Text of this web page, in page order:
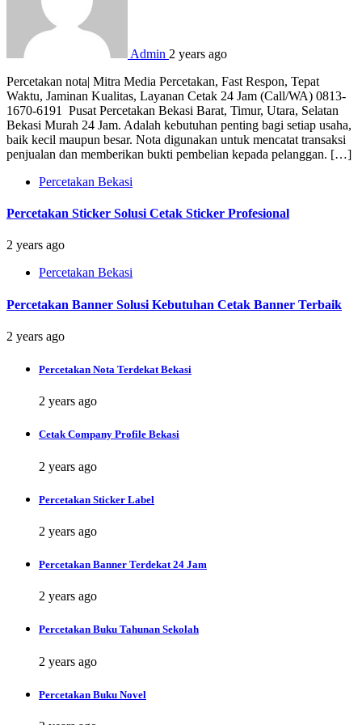
Admin 2 years ago
Percetakan nota| Mitra Media Percetakan, Fast Respon, Tepat
Waktu, Jaminan Kualitas, Layanan Cetak 24 Jam (Call/WA) 0813-
1670-6191 Pusat Percetakan Bekasi Barat, Timur, Utara, Selatan
Bekasi Murah 24 Jam. Adalah kebutuhan penting bagi setiap usaha,
baik kecil maupun besar. Nota digunakan untuk mencatat transaksi
penjualan dan memberikan bukti pembelian kepada pelanggan. […]
Percetakan Bekasi
Percetakan Sticker Solusi Cetak Sticker Profesional
2 years ago
Percetakan Bekasi
Percetakan Banner Solusi Kebutuhan Cetak Banner Terbaik
2 years ago
Percetakan Nota Terdekat Bekasi
2 years ago
Cetak Company Profile Bekasi
2 years ago
Percetakan Sticker Label
2 years ago
Percetakan Banner Terdekat 24 Jam
2 years ago
Percetakan Buku Tahunan Sekolah
2 years ago
Percetakan Buku Novel